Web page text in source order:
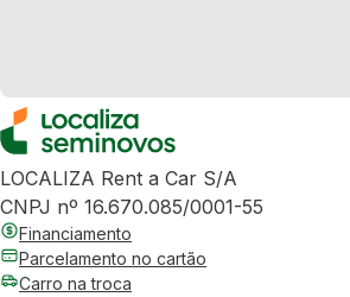
LOCALIZA Rent a Car S/A
CNPJ nº 16.670.085/0001-55
Financiamento
Parcelamento no cartão
Carro na troca